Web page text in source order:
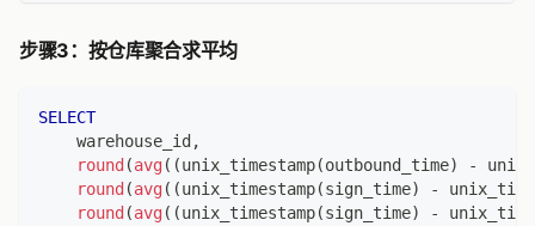
步骤3：按仓库聚合求平均
SELECT
    warehouse_id
,
round (avg( (unix_timestamp(outbound_time) -
round (avg( (unix_timestamp(sign_time) -
round (avg( (unix_timestamp(sign_time) -